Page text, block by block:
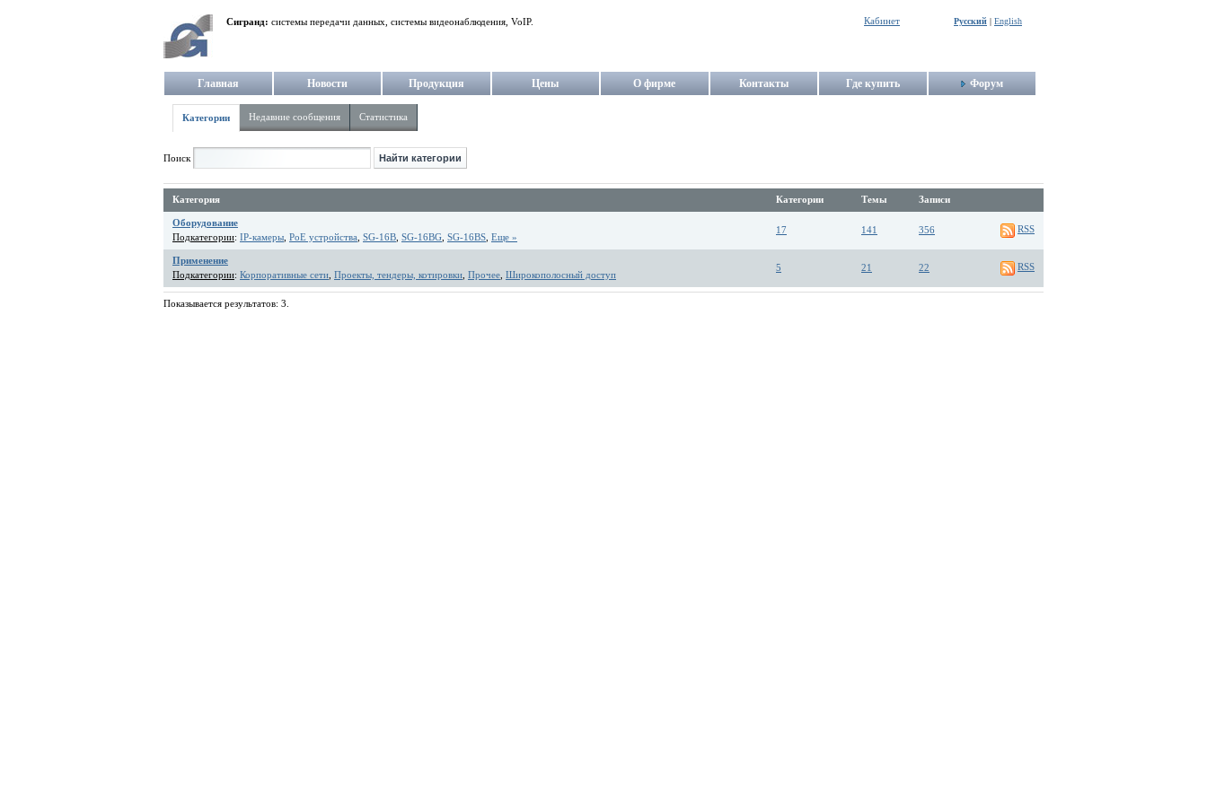
Сигранд: системы передачи данных, системы видеонаблюдения, VoIP. Кабинет Русский | English
Главная Новости Продукция Цены О фирме Контакты Где купить Форум
Категории Недавние сообщения Статистика
Поиск
Категория Категории Темы Записи
Оборудование
Подкатегории: IP-камеры PoE устройства SG-16B SG-16BG SG-16BS Еще »
17 141 356 RSS
Применение
Подкатегории: Корпоративные сети Проекты, тендеры, котировки Прочее Широкополосный доступ
5 21 22 RSS
Показывается результатов: 3.